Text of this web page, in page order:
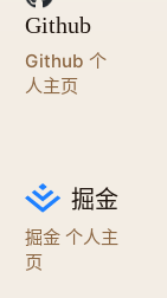
Github
Github 个
人主页
掘金
掘金 个人主
页